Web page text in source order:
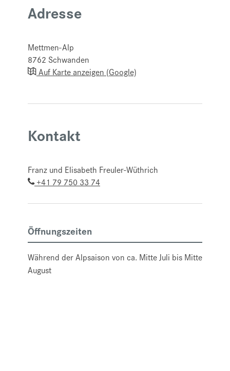
Adresse
Mettmen-Alp
8762 Schwanden
Auf Karte anzeigen (Google)
Kontakt
Franz und Elisabeth Freuler-Wüthrich
+41 79 750 33 74
Öffnungszeiten
Während der Alpsaison von ca. Mitte Juli bis Mitte
August